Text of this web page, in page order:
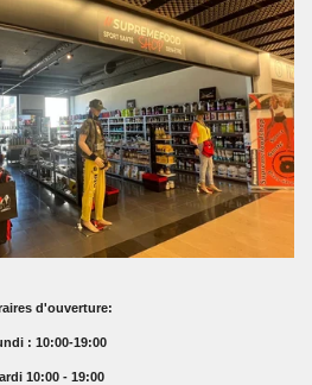
d'ouverture:
: 10:00-19:00
10:00 - 19:00